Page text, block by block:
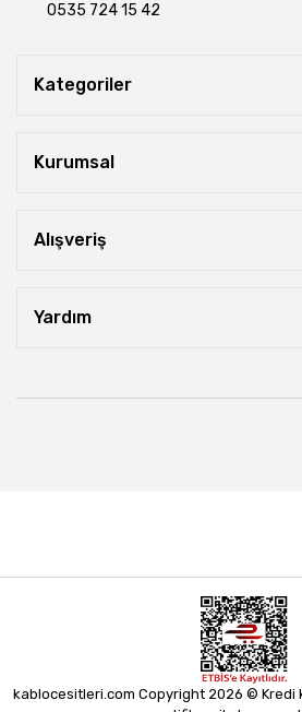
0535 724 15 42
Kategoriler
Kurumsal
Alışveriş
Yardım
kablocesitleri.com Copyright 2026 © Kredi